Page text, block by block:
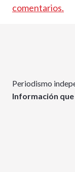
comentarios.
Periodismo
Información